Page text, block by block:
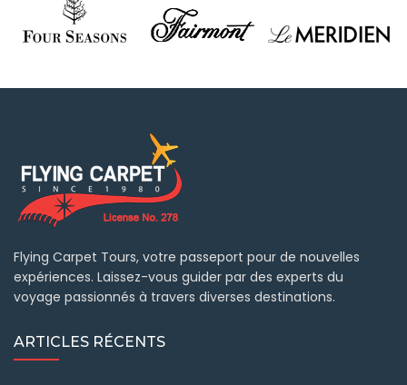
Flying Carpet Tours, votre passeport pour de nouvelles
expériences. Laissez-vous guider par des experts du
voyage passionnés à travers diverses destinations.
ARTICLES RÉCENTS